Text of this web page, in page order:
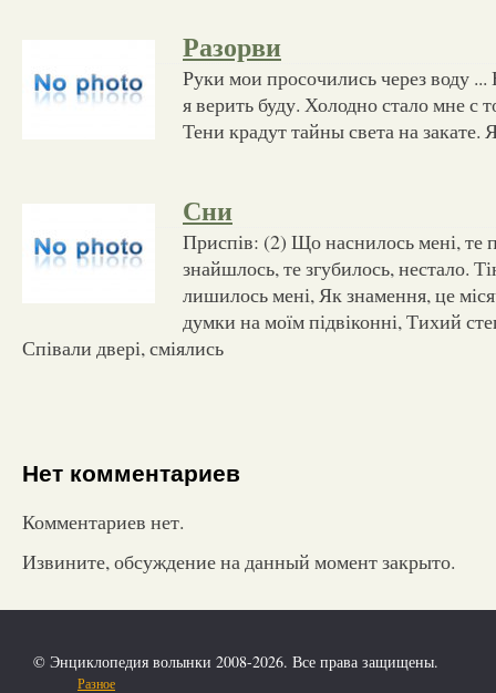
Разорви
Руки мои просочились через воду
я верить буду. Холодно стало мне с
Тени крадут тайны света на закате.
Сни
Приспів: (2) Що наснилось мені, те
знайшлось, те згубилось, нестало.
лишилось мені, Як знамення, це
думки на моїм підвіконні, Тихий
Співали двері, сміялись
Нет комментариев
Комментариев нет.
Извините, обсуждение на данный момент закрыто.
© Энциклопедия волынки 2008-2026. Все права защищены.
Разное